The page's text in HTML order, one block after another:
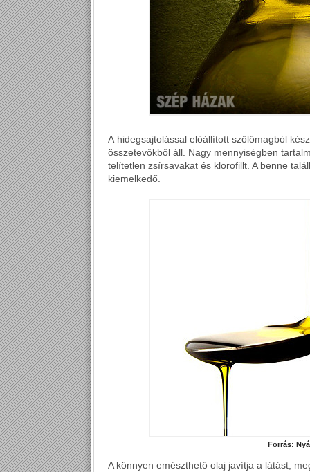
A hidegsajtolással előállított szőlőmagból
összetevőkből áll. Nagy mennyiségben
telítetlen zsírsavakat és klorofillt. A benne
kiemelkedő.
Forrás:
A könnyen emészthető olaj javítja a látást,